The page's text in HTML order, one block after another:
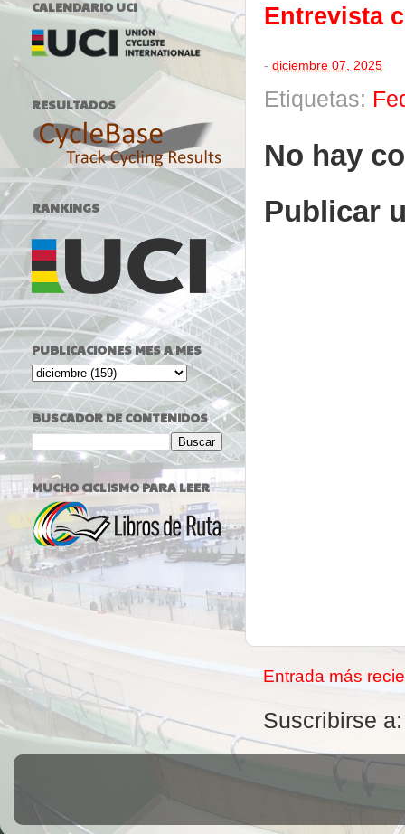
Entrevista
- diciembre 07, 2025
Etiquetas:
No hay
Publicar
Entrada más
Suscribirse
CALENDARIO UCI
RESULTADOS
RANKINGS
PUBLICACIONES MES A MES
BUSCADOR DE CONTENIDOS
MUCHO CICLISMO PARA LEER